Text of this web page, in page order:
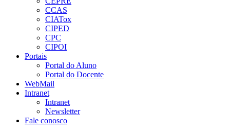
CCAS
CIATox
CIPED
CPC
CIPOI
Portais
Portal do Aluno
Portal do Docente
WebMail
Intranet
Intranet
Newsletter
Fale conosco